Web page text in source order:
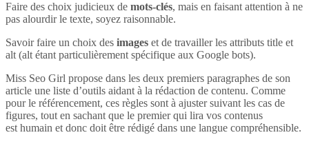
Faire des choix judicieux de mots-clés, mais en faisant attention à ne
pas alourdir le texte, soyez raisonnable.
Savoir faire un choix des images et de travailler les attributs title et
alt (alt étant particulièrement spécifique aux Google bots).
Miss Seo Girl propose dans les deux premiers paragraphes de son
article une liste d’outils aidant à la rédaction de contenu. Comme
pour le référencement, ces règles sont à ajuster suivant les cas de
figures, tout en sachant que le premier qui lira vos contenus
est humain et donc doit être rédigé dans une langue compréhensible.